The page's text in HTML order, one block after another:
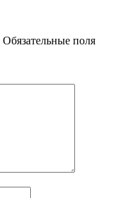
Обязательные поля